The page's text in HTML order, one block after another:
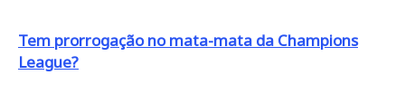
Tem prorrogação no mata-mata da Champions
League?